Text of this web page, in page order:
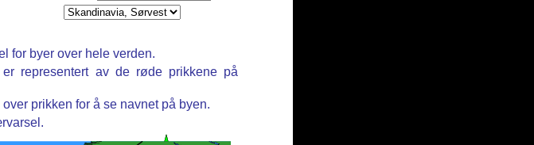
for byer over hele verden.
representert av de røde prikkene på
prikken for å se navnet på byen.